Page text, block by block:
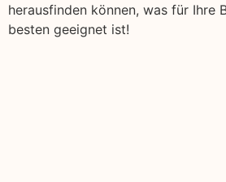
herausfinden können, was für Ihre
besten geeignet ist!